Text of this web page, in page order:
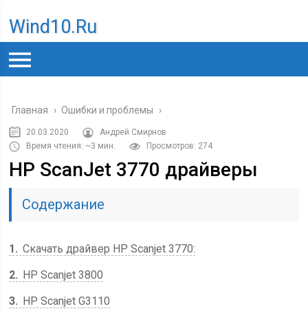
Wind10.ru
Главная › Ошибки и проблемы ›
20.03.2020
Андрей Смирнов
Время чтения: ~3 мин.
Просмотров: 274
HP ScanJet 3770 драйверы
Содержание
1
Скачать драйвер HP Scanjet 3770:
2
HP Scanjet 3800
3
HP Scanjet G3110